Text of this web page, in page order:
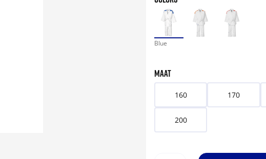
Blue
MAAT
160 170
200